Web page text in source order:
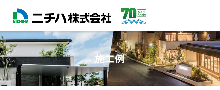
施工例